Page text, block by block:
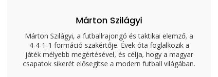
Márton Szilágyi
Márton Szilágyi, a futballrajongó és taktikai elemző, a
4-4-1-1 formáció szakértője. Évek óta foglalkozik a
játék mélyebb megértésével, és célja, hogy a magyar
csapatok sikerét elősegítse a modern futball világában.